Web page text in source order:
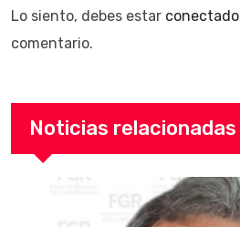
Lo siento, debes estar conectado
comentario.
Noticias relacionadas